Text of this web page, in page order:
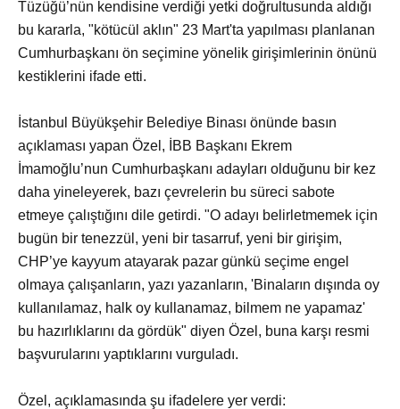
Tüzüğü’nün kendisine verdiği yetki doğrultusunda aldığı
bu kararla, "kötücül aklın" 23 Mart'ta yapılması planlanan
Cumhurbaşkanı ön seçimine yönelik girişimlerinin önünü
kestiklerini ifade etti.
İstanbul Büyükşehir Belediye Binası önünde basın
açıklaması yapan Özel, İBB Başkanı Ekrem
İmamoğlu’nun Cumhurbaşkanı adayları olduğunu bir kez
daha yineleyerek, bazı çevrelerin bu süreci sabote
etmeye çalıştığını dile getirdi. "O adayı belirletmemek için
bugün bir tenezzül, yeni bir tasarruf, yeni bir girişim,
CHP’ye kayyum atayarak pazar günkü seçime engel
olmaya çalışanların, yazı yazanların, 'Binaların dışında oy
kullanılamaz, halk oy kullanamaz, bilmem ne yapamaz'
bu hazırlıklarını da gördük" diyen Özel, buna karşı resmi
başvurularını yaptıklarını vurguladı.
Özel, açıklamasında şu ifadelere yer verdi: